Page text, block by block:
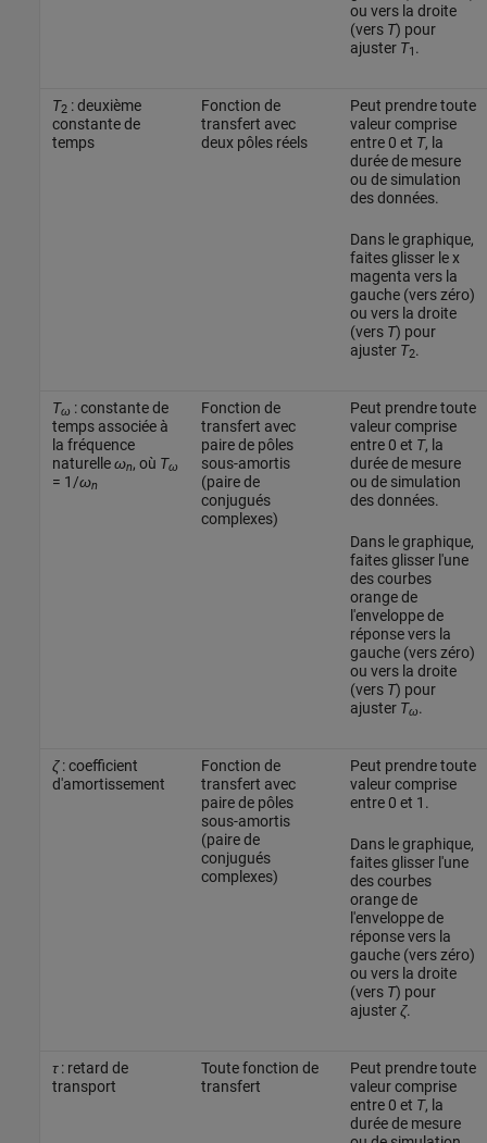
ou vers la droite
(vers T) pour
ajuster T1 .
T2: deuxième
constante de
temps
Fonction de
transfert avec
deux pôles réels
Peut prendre toute
valeur comprise
entre 0 et T, la
durée de mesure
ou de simulation
des données.
Dans le graphique,
faites glisser le x
magenta vers la
gauche (vers zéro)
ou vers la droite
(vers T) pour
ajuster T2.
Tω : constante de
temps associée à
la fréquence
naturelleωn, où Tω
= 1/ωn
Fonction de
transfert avec
paire de pôles
sous-amortis
(paire de
conjugués
complexes)
Peut prendre toute
valeur comprise
entre 0 et T, la
durée de mesure
ou de simulation
des données.
Dans le graphique,
faites glisser l'une
des courbes
orange de
l'enveloppe de
réponse vers la
gauche (vers zéro)
ou vers la droite
(vers T) pour
ajuster Tω.
ζ: coefficient
d'amortissement
Fonction de
transfert avec
paire de pôles
sous-amortis
(paire de
conjugués
complexes)
Peut prendre toute
valeur comprise
entre 0 et 1.
Dans le graphique,
faites glisser l'une
des courbes
orange de
l'enveloppe de
réponse vers la
gauche (vers zéro)
ou vers la droite
(vers T) pour
ajusterζ.
τ: retard de
transport
Toute fonction de
transfert
Peut prendre toute
valeur comprise
entre 0 et T, la
durée de mesure